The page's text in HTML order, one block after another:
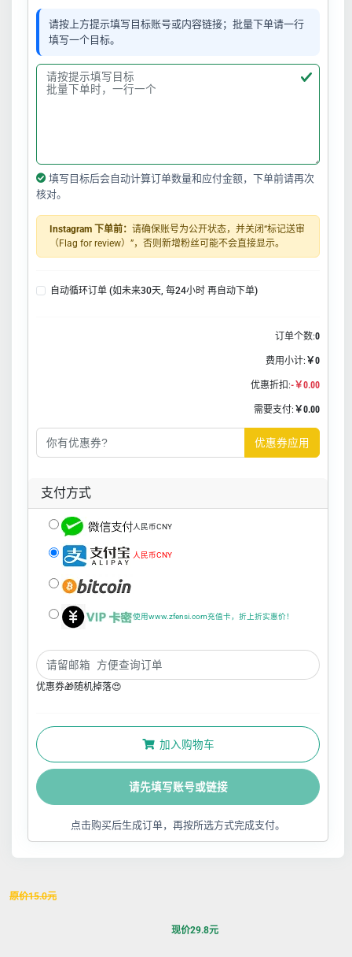
请按上方提示填写目标账号或内容链接；批量下单请一行
填写一个目标。
填写目标后会自动计算订单数量和应付金额，下单前请再次
核对。
Instagram 下单前： 请确保账号为公开状态，并关闭“标记送审
（Flag for review）”，否则新增粉丝可能不会直接显示。
自动循环订单 (如未来30天, 每24小时 再自动下单)
订单个数:0
费用小计: ￥0
优惠折扣:-￥0.00
需要支付: ￥0.00
优惠券应用
支付方式
人民币CNY
人民币CNY
使用www.zfensi.com充值卡，折上折实惠价！
优惠券🎁随机掉落😍
加入购物车
请先填写账号或链接
点击购买后生成订单，再按所选方式完成支付。
原价15.0元
现价29.8元